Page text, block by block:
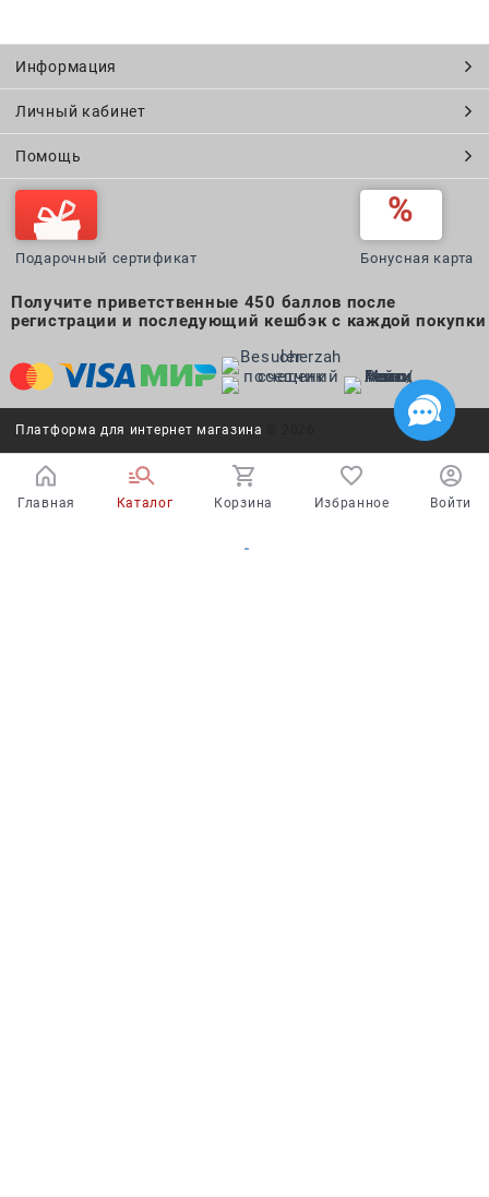
Информация
Личный кабинет
Помощь
Подарочный сертификат Бонусная карта
Получите приветственные 450 баллов после
регистрации и последующий кешбэк с каждой покупки
Платформа для интернет магазина
Главная Каталог Корзина Избранное Войти